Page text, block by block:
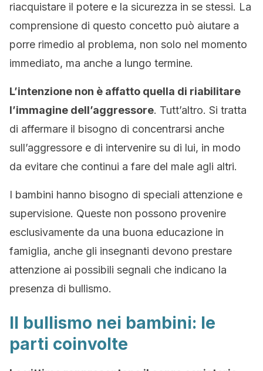
riacquistare il potere e la sicurezza in se stessi. La
comprensione di questo concetto può aiutare a
porre rimedio al problema, non solo nel momento
immediato, ma anche a lungo termine.
L’intenzione non è affatto quella di riabilitare
l’immagine dell’aggressore. Tutt’altro. Si tratta
di affermare il bisogno di concentrarsi anche
sull’aggressore e di intervenire su di lui, in modo
da evitare che continui a fare del male agli altri.
I bambini hanno bisogno di speciali attenzione e
supervisione. Queste non possono provenire
esclusivamente da una buona educazione in
famiglia, anche gli insegnanti devono prestare
attenzione ai possibili segnali che indicano la
presenza di bullismo.
Il bullismo nei bambini: le
parti coinvolte